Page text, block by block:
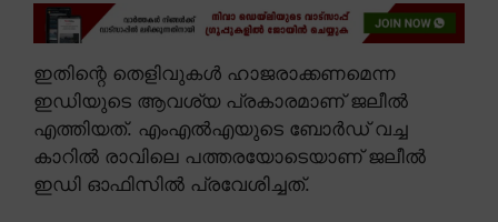
ഇതിന്റെ തെളിവുകൾ ഹാജരാക്കണമെന്ന
ഇഡിയുടെ ആവശ്യ പ്രകാരമാണ് ജലീൽ
എത്തിയത്. എംഎൽഎയുടെ ബോർഡ് വച്ച
കാറിൽ രാവിലെ പത്തരയോടെയാണ് ജലീൽ
ഇഡി ഓഫിസിൽ പ്രവേശിച്ചത്.